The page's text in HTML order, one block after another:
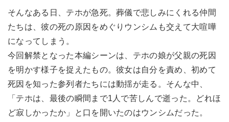
そんなある日、テホが急死。葬儀で悲しみにくれる仲間
たちは、彼の死の原因をめぐりウンシムも交えて大喧嘩
になってしまう。
今回解禁となった本編シーンは、テホの娘が父親の死因
を明かす様子を捉えたもの。彼女は自分を責め、初めて
死因を知った参列者たちには動揺が走る。そんな中、
「テホは、最後の瞬間まで1人で苦しんで逝った。どれほ
ど寂しかったか」と口を開いたのはウンシムだった。